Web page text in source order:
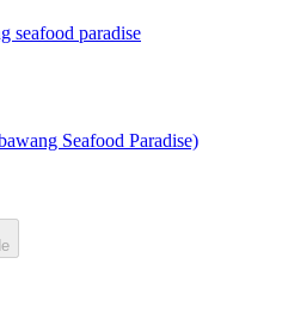
seafood paradise
Seafood Paradise)